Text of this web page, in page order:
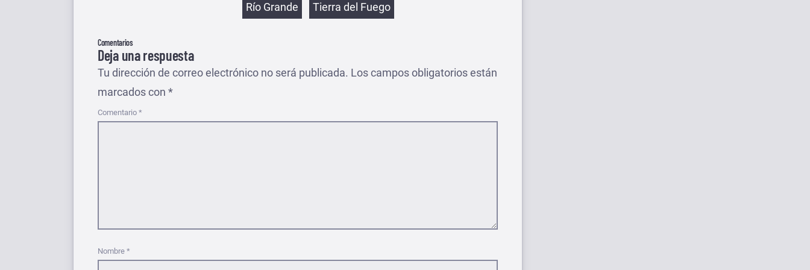
Río Grande Tierra del Fuego
Comentarios
Deja una respuesta
Tu dirección de correo electrónico no será publicada. Los campos obligatorios están
marcados con *
Comentario *
Nombre *